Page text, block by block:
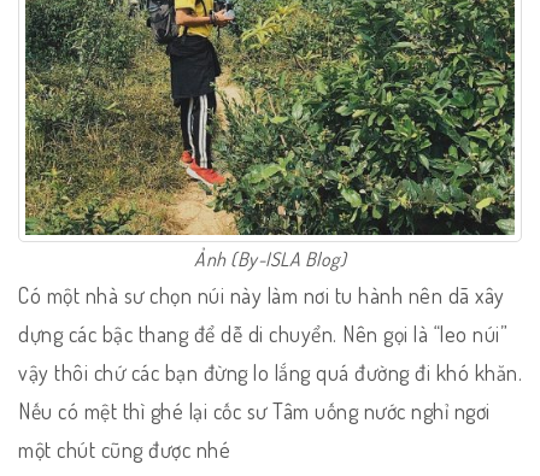
Ảnh (By-ISLA Blog)
Có một nhà sư chọn núi này làm nơi tu hành nên dã xây
dựng các bậc thang để dễ di chuyển. Nên gọi là “leo núi”
vậy thôi chứ các bạn đừng lo lắng quá đường đi khó khăn.
Nếu có mệt thì ghé lại cốc sư Tâm uống nước nghỉ ngơi
một chút cũng được nhé